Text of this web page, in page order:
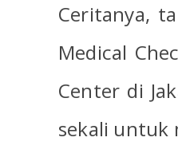
Ceritanya,
Medical
Center di
sekali untuk